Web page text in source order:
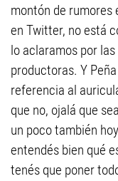
montón de rumores
en Twitter, no está
lo aclaramos por
productoras. Y
referencia al
que no, ojalá que
un poco también
entendés bien qué
tenés que poner